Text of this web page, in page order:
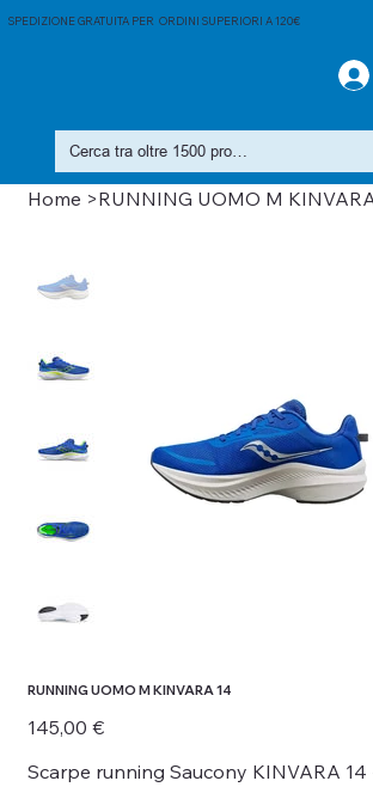
SPEDIZIONE GRATUITA PER ORDINI SUPERIORI A 120€
Home >RUNNING UOMO M
RUNNING UOMO M KINVARA 14
Prezzo
145,00 €
Scarpe running Saucony KINVARA 14